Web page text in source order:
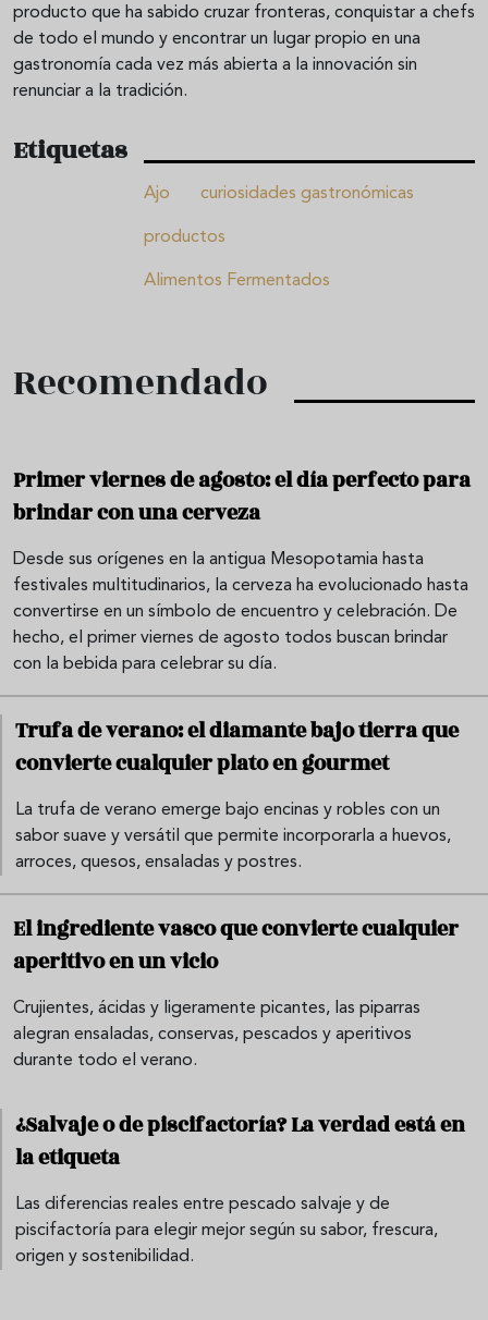
producto que ha sabido cruzar fronteras, conquistar a chefs
de todo el mundo y encontrar un lugar propio en una
gastronomía cada vez más abierta a la innovación sin
renunciar a la tradición.
Etiquetas
Ajo curiosidades gastronómicas
productos
Alimentos Fermentados
Recomendado
Primer viernes de agosto: el día perfecto para
brindar con una cerveza
Desde sus orígenes en la antigua Mesopotamia hasta
festivales multitudinarios, la cerveza ha evolucionado hasta
convertirse en un símbolo de encuentro y celebración. De
hecho, el primer viernes de agosto todos buscan brindar
con la bebida para celebrar su día.
Trufa de verano: el diamante bajo tierra que
convierte cualquier plato en gourmet
La trufa de verano emerge bajo encinas y robles con un
sabor suave y versátil que permite incorporarla a huevos,
arroces, quesos, ensaladas y postres.
El ingrediente vasco que convierte cualquier
aperitivo en un vicio
Crujientes, ácidas y ligeramente picantes, las piparras
alegran ensaladas, conservas, pescados y aperitivos
durante todo el verano.
¿Salvaje o de piscifactoría? La verdad está en
la etiqueta
Las diferencias reales entre pescado salvaje y de
piscifactoría para elegir mejor según su sabor, frescura,
origen y sostenibilidad.